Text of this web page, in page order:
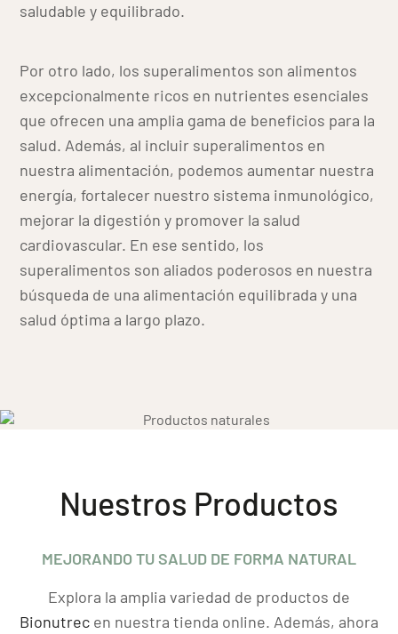
saludable y equilibrado.
Por otro lado, los superalimentos son alimentos
excepcionalmente ricos en nutrientes esenciales
que ofrecen una amplia gama de beneficios para la
salud. Además, al incluir superalimentos en
nuestra alimentación, podemos aumentar nuestra
energía, fortalecer nuestro sistema inmunológico,
mejorar la digestión y promover la salud
cardiovascular. En ese sentido, los
superalimentos son aliados poderosos en nuestra
búsqueda de una alimentación equilibrada y una
salud óptima a largo plazo.
Nuestros Productos
MEJORANDO TU SALUD DE FORMA NATURAL
Explora la amplia variedad de productos de
Bionutrec en nuestra tienda online. Además, ahora